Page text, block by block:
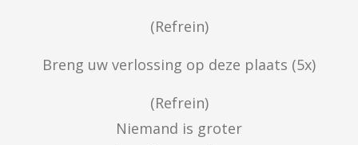
(Refrein)
Breng uw verlossing op deze plaats (5x)
(Refrein)
Niemand is groter